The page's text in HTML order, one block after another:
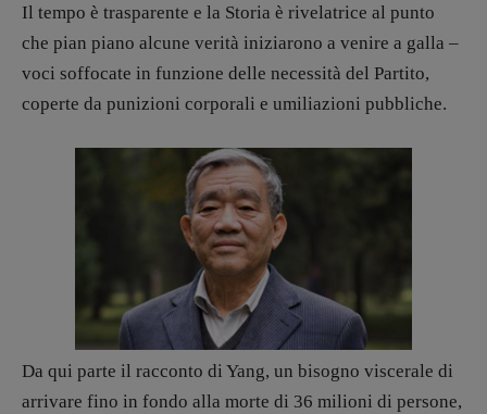
Walter Catalano,Giuseppe Costigliola ,
Anna da Re, Roberto Derobertis,Elio
Grasso,Fabio Malagnini,Valentina
Marcoli ,Elisabetta Michielin,Nicole
Case editrici e coordinamento
[eliovoyager@gmail.com]
Coordinamento Primo Piano:
Elisabetta Michielin
[michielin.elisabetta@gmail.com]
Coordinamento News in breve:
Anna da Re
[anna.dare.comunicazione@gmail.com]
Il tempo è trasparente e la Storia è rivelatrice al punto
che pian piano alcune verità iniziarono a venire a galla –
voci soffocate in funzione delle necessità del Partito,
coperte da punizioni corporali e umiliazioni pubbliche.
Da qui parte il racconto di Yang, un bisogno viscerale di
arrivare fino in fondo alla morte di 36 milioni di persone,